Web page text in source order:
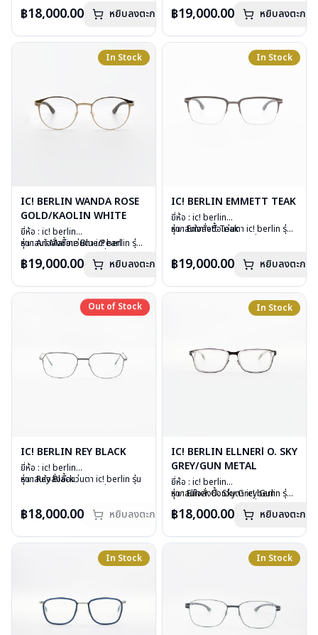
เลนส์ : Demo Lens
น้ำหนัก : 17 กรัม
กรุณาติดต่อเราคลิก
฿18,000.00 หยิบลงตะกร้า
อุปกรณ์ : กล่องแว่น, ผ้าเช็ดแว่น
การรับประกัน : 1 ปี
฿19,000.00 หยิบลงตะกร้า
In Stock
IC! BERLIN WANDA ROSE
GOLD/KAOLIN WHITE
ยี่ห้อ : ic! berlin
รุ่น : Ari Marine Blue/Pearl
เลนส์ : Demo Lens
น้ำหนัก : 17 กรัม
การรับประกัน : 1 ปี
หากสนใจสั่งชื้อแว่นตา ic! berlin รุ่น
กรุณาติดต่อเราคลิก
฿19,000.00 หยิบลงตะกร้า
In Stock
IC! BERLIN EMMETT TEAK
ยี่ห้อ : ic! berlin
รุ่น : Emmett Teak
บานพับ : ไม่มีสปริง
อุปกรณ์ : กล่องแว่น, ผ้าเช็ดแว่น
การรับประกัน : 1 ปี
หากสนใจสั่งชื้อแว่นตา ic! berlin รุ่น
฿19,000.00 หยิบลงตะกร้า
Out of Stock
Out of Stock
IC! BERLIN REY BLACK
ยี่ห้อ : ic! berlin
รุ่น : Rey Black
อุปกรณ์ : กล่องแว่น, ผ้าเช็ดแว่น
การรับประกัน : 1 ปี
หากสนใจสั่งชื้อแว่นตา ic! berlin รุ่น
สินค้าหมดสต๊อกชั่วคราวหากต้องการ
คลิก
฿18,000.00 หยิบลงตะกร้า
In Stock
IC! BERLIN ELLNERl O. SKY
GREY/GUN METAL
ยี่ห้อ : ic! berlin
รุ่น : Ellner O. Sky Grey Gun
วัสดุ : stainless metal sheet +
เลนส์ : Demo lens
หากสนใจสั่งชื้อแว่นตา ic! berlin รุ่น
กรุณาติดต่อเราคลิก
฿18,000.00 หยิบลงตะกร้า
In Stock In Stock